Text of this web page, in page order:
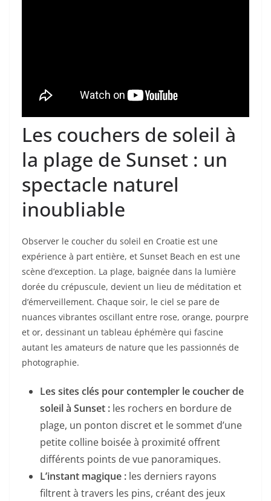
Les couchers de soleil à
la plage de Sunset : un
spectacle naturel
inoubliable
Observer le coucher du soleil en Croatie est une
expérience à part entière, et Sunset Beach en est une
scène d’exception. La plage, baignée dans la lumière
dorée du crépuscule, devient un lieu de méditation et
d’émerveillement. Chaque soir, le ciel se pare de
nuances vibrantes oscillant entre rose, orange, pourpre
et or, dessinant un tableau éphémère qui fascine
autant les amateurs de nature que les passionnés de
photographie.
Les sites clés pour contempler le coucher de
soleil à Sunset : les rochers en bordure de
plage, un ponton discret et le sommet d’une
petite colline boisée à proximité offrent
différents points de vue panoramiques.
L’instant magique : les derniers rayons
filtrent à travers les pins, créant des jeux